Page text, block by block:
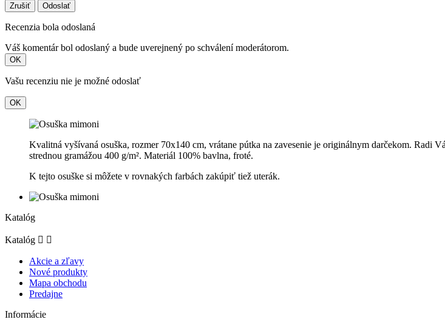
Zrušiť Odoslať
Recenzia bola odoslaná
Váš komentár bol odoslaný a bude uverejnený po schválení moderátorom.
OK
Vašu recenziu nie je možné odoslať
OK
Kvalitná vyšívaná osuška, rozmer 70x140 cm, vrátane pútka na zavesenie je originálnym darčekom. Radi
strednou gramážou 400 g/m². Materiál 100% bavlna, froté.
K tejto osuške si môžete v rovnakých farbách zakúpiť tiež uterák.
Katalóg
Katalóg  
Akcie a zľavy
Nové produkty
Mapa obchodu
Predajne
Informácie